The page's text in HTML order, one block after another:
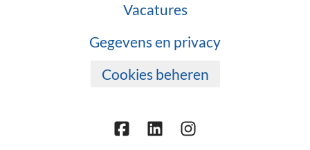
Vacatures
Gegevens en privacy
Cookies beheren